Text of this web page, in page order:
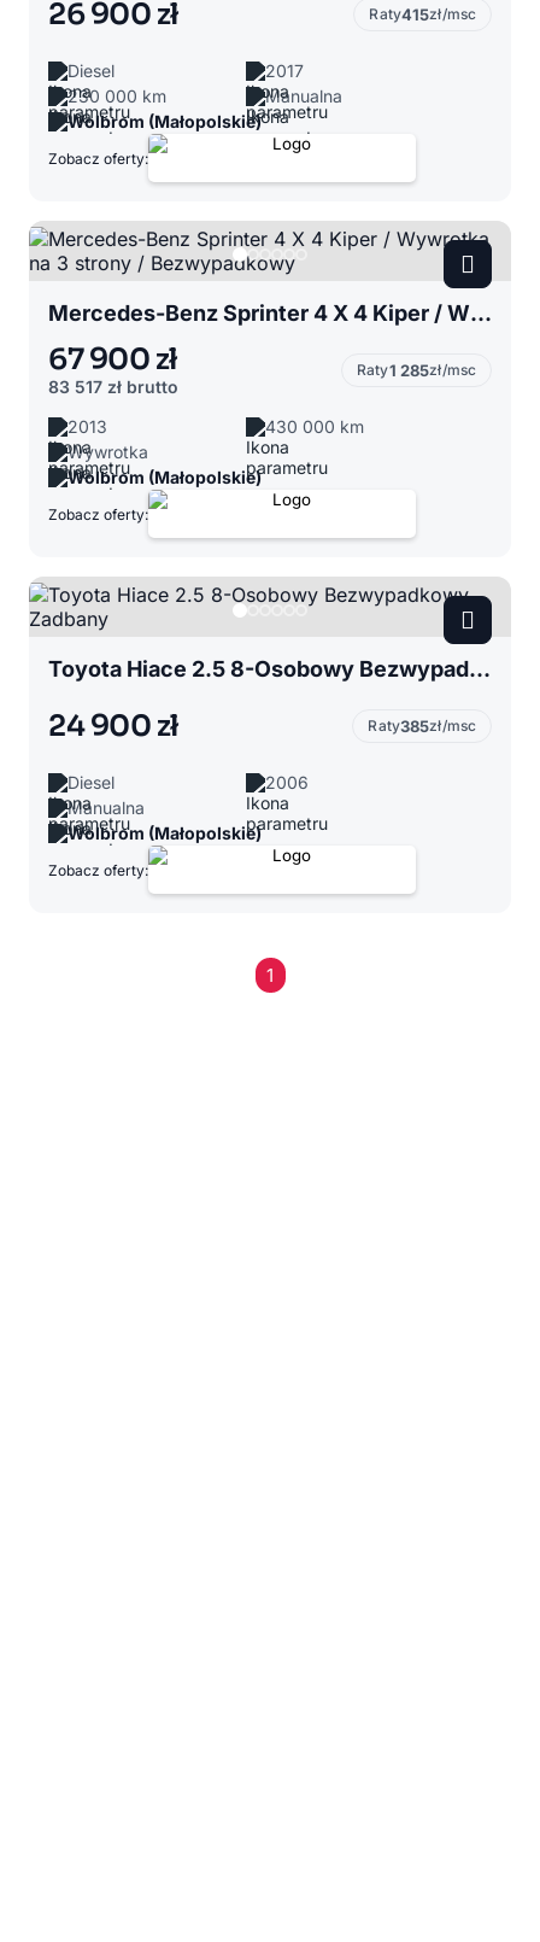
26 900 zł Raty415zł/msc
Diesel
2017
230 000 km
Manualna
Wolbrom (Małopolskie)
Zobacz oferty:
Mercedes-Benz Sprinter 4 X 4 Kiper / Wywrotka na 3 strony / Bezwypadkowy
67 900 zł
83 517 zł brutto
Raty1 285zł/msc
2013
430 000 km
Wywrotka
Wolbrom (Małopolskie)
Zobacz oferty:
Toyota Hiace 2.5 8-Osobowy Bezwypadkowy Zadbany
24 900 zł Raty385zł/msc
Diesel
2006
Manualna
Wolbrom (Małopolskie)
Zobacz oferty:
1